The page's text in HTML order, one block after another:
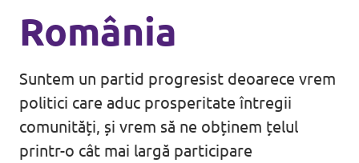
România
Suntem un partid progresist deoarece vrem
politici care aduc prosperitate întregii
comunități, și vrem să ne obținem țelul
printr-o cât mai largă participare